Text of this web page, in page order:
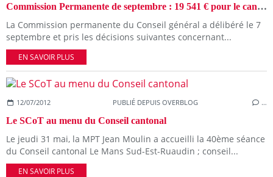
Commission Permanente de septembre : 19 541 € pour le canton
La Commission permanente du Conseil général a délibéré le 7
septembre et pris les décisions suivantes concernant...
EN SAVOIR PLUS
12/07/2012 PUBLIÉ DEPUIS OVERBLOG …
Le SCoT au menu du Conseil cantonal
Le jeudi 31 mai, la MPT Jean Moulin a accueilli la 40ème séance
du Conseil cantonal Le Mans Sud-Est-Ruaudin ; conseil...
EN SAVOIR PLUS